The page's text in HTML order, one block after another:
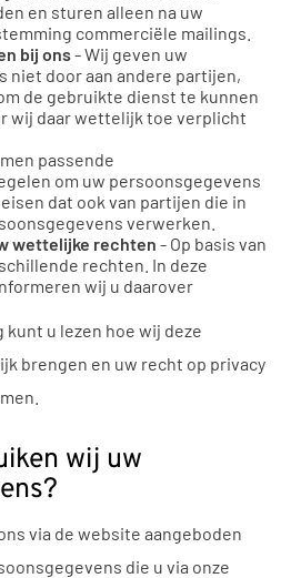
en sturen alleen na uw
commerciële mailings.
bij ons- Wij geven uw
niet door aan andere partijen,
de gebruikte dienst te kunnen
wij daar wettelijk toe verplicht
passende
om uw persoonsgegevens
dat ook van partijen die in
verwerken.
wettelijke rechten - Op basis van
rechten. In deze
wij u daarover
u lezen hoe wij deze
brengen en uw recht op privacy
wij uw
via de website aangeboden
die u via onze